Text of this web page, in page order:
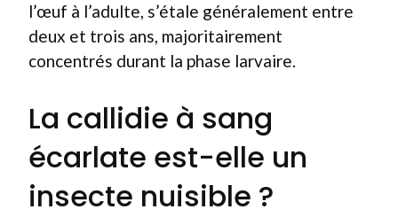
l’œuf à l’adulte, s’étale généralement entre
deux et trois ans, majoritairement
concentrés durant la phase larvaire.
La callidie à sang
écarlate est-elle un
insecte nuisible ?